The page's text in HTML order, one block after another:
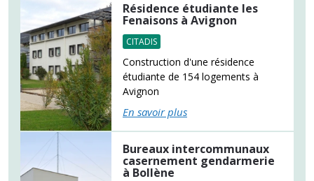
Résidence étudiante les
Fenaisons à Avignon
CITADIS
Construction d'une résidence
étudiante de 154 logements à
Avignon
En savoir plus
Bureaux intercommunaux
casernement gendarmerie
à Bollène